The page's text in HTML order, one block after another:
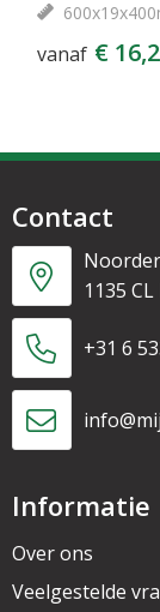
vanaf €
Contact
1135 CL
+31 6
Informatie
Over ons
Veelgestelde